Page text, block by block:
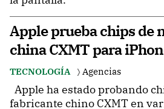
Apple prueba chips de
china CXMT para
TECNOLOGÍA Agencias
Apple ha estado probando
fabricante chino CXMT en